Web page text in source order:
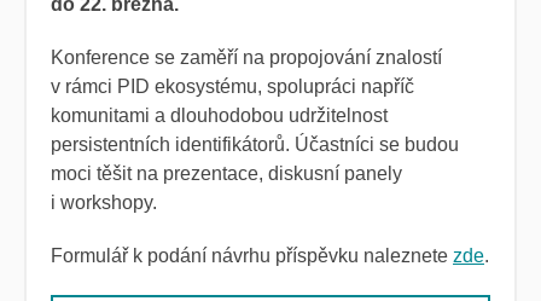
do 22. března.
Konference se zaměří na propojování znalostí
v rámci PID ekosystému, spolupráci napříč
komunitami a dlouhodobou udržitelnost
persistentních identifikátorů. Účastníci se budou
moci těšit na prezentace, diskusní panely
i workshopy.
Formulář k podání návrhu příspěvku naleznete zde.